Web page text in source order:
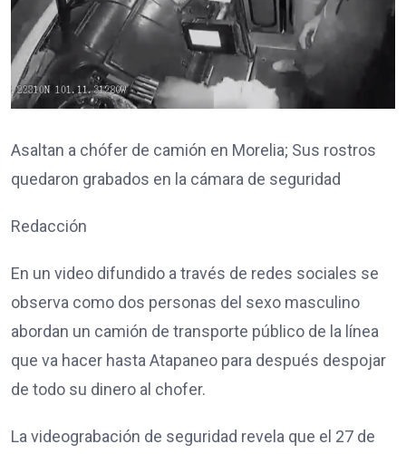
Asaltan a chófer de camión en Morelia; Sus rostros
quedaron grabados en la cámara de seguridad
Redacción
En un video difundido a través de redes sociales se
observa como dos personas del sexo masculino
abordan un camión de transporte público de la línea
que va hacer hasta Atapaneo para después despojar
de todo su dinero al chofer.
La videograbación de seguridad revela que el 27 de